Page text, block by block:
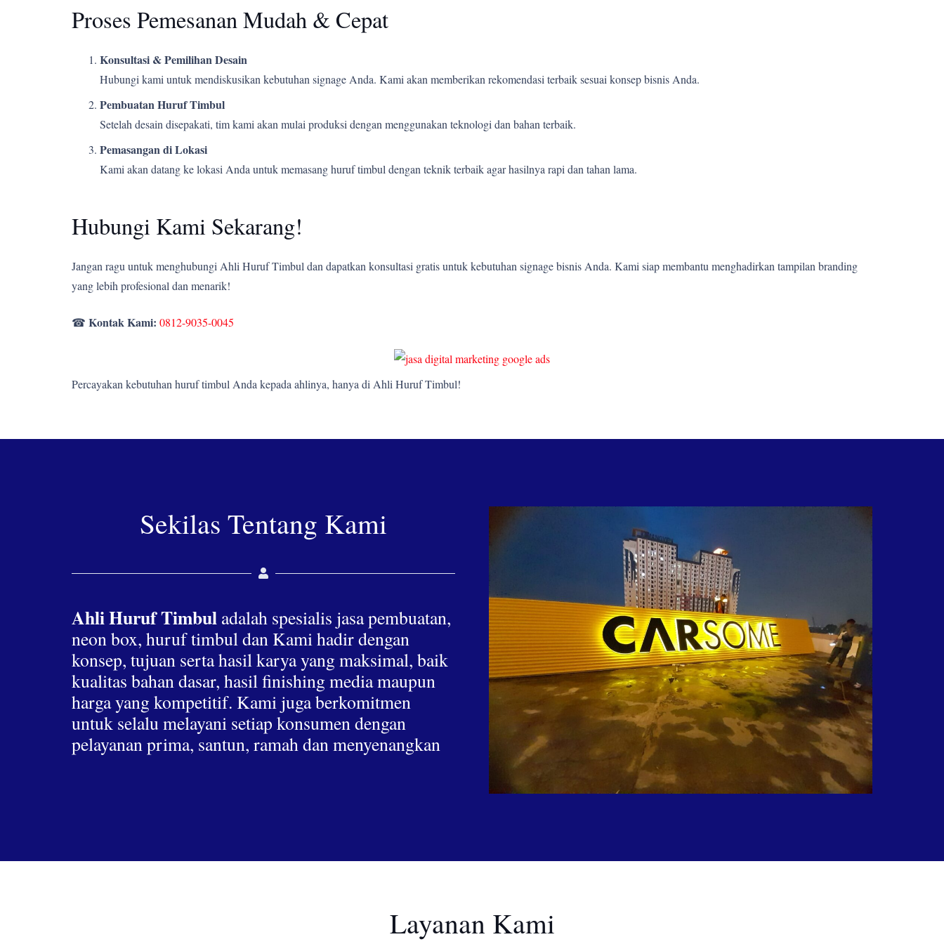
Proses Pemesanan Mudah & Cepat
Konsultasi & Pemilihan Desain
Hubungi kami untuk mendiskusikan kebutuhan signage Anda. Kami akan memberikan rekomendasi terbaik sesuai konsep bisnis Anda.
Pembuatan Huruf Timbul
Setelah desain disepakati, tim kami akan mulai produksi dengan menggunakan teknologi dan bahan terbaik.
Pemasangan di Lokasi
Kami akan datang ke lokasi Anda untuk memasang huruf timbul dengan teknik terbaik agar hasilnya rapi dan tahan lama.
Hubungi Kami Sekarang!
Jangan ragu untuk menghubungi Ahli Huruf Timbul dan dapatkan konsultasi gratis untuk kebutuhan signage bisnis Anda. Kami siap membantu menghadirkan tampilan branding
yang lebih profesional dan menarik!
☎ Kontak Kami: 0812-9035-0045
Percayakan kebutuhan huruf timbul Anda kepada ahlinya, hanya di Ahli Huruf Timbul!
Sekilas Tentang Kami
Ahli Huruf Timbul adalah spesialis jasa pembuatan,
neon box, huruf timbul dan Kami hadir dengan
konsep, tujuan serta hasil karya yang maksimal, baik
kualitas bahan dasar, hasil finishing media maupun
harga yang kompetitif. Kami juga berkomitmen
untuk selalu melayani setiap konsumen dengan
pelayanan prima, santun, ramah dan menyenangkan
Layanan Kami